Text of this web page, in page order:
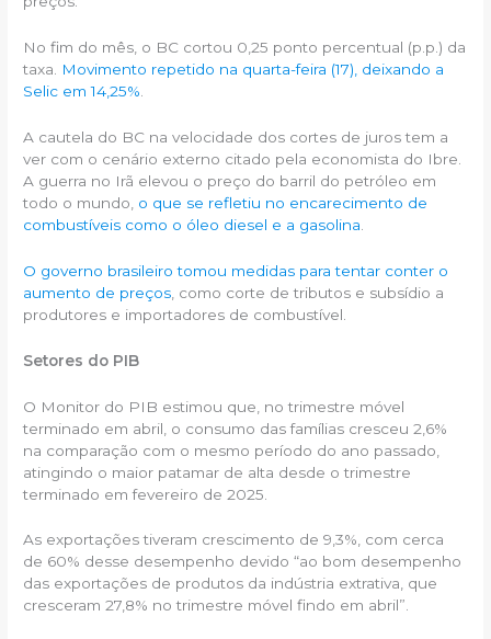
No fim do mês, o BC cortou 0,25 ponto percentual (p.p.) da
taxa.
Movimento repetido na quarta-feira (17), deixando a
Selic em 14,25%
A cautela do BC na velocidade dos cortes de juros tem a
ver com o cenário externo citado pela economista do Ibre.
A guerra no Irã elevou o preço do barril do petróleo em
todo o mundo, o que se refletiu no encarecimento de
combustíveis como o óleo diesel e a gasolina
O governo brasileiro tomou medidas para tentar conter o
aumento de preços , como corte de tributos e subsídio a
produtores e importadores de combustível.
Setores do PIB
O Monitor do PIB estimou que, no trimestre móvel
terminado em abril, o consumo das famílias cresceu 2,6%
na comparação com o mesmo período do ano passado,
atingindo o maior patamar de alta desde o trimestre
terminado em fevereiro de 2025.
As exportações tiveram crescimento de 9,3%, com cerca
de 60% desse desempenho devido “ao bom desempenho
das exportações de produtos da indústria extrativa, que
cresceram 27,8% no trimestre móvel findo em abril”.